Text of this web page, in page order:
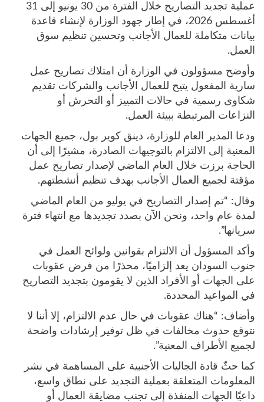
عملية تجديد التصاريح خلال الفترة من 30 يونيو إلى 31
أغسطس 2026، في إطار جهود الوزارة لإنشاء قاعدة
بيانات متكاملة للعمال الأجانب وتحسين تنظيم سوق
العمل.
وأوضح مسؤولون في الوزارة أن امتلاك تصاريح عمل
سارية المفعول يتيح للعمال الأجانب والشركات تقديم
شكاوى رسمية في حالات التمييز أو التحرش أو
النزاعات المرتبطة ببيئة العمل.
ودعا المدير العام للوزارة، دينق كوير بول، جميع الجهات
المعنية إلى الالتزام بالتوجيهات الصادرة، مشيرًا إلى أن
الحاجة برزت خلال العام الماضي لإصدار تصاريح عمل
مؤقتة لجميع العمال الأجانب بهدف تنظيم أنشطتهم.
وقال: “تم إصدار التصاريح في يوليو من العام الماضي
لمدة عام واحد، ونحن الآن بصدد تجديدها مع انتهاء فترة
سريانها”.
وأكد المسؤول أن الالتزام بقوانين ولوائح العمل في
جنوب السودان يعد إلزاميًا، محذرًا من فرض عقوبات
على الجهات أو الأفراد الذين لا يقومون بتجديد التصاريح
في المواعيد المحددة.
وأضاف: “هناك عقوبات في حال عدم الالتزام، إلا أننا لا
نتوقع حدوث مخالفات في ظل توفير إرشادات واضحة
لجميع الأطراف المعنية”.
كما حثّ قادة الجاليات الأجنبية على المساهمة في نشر
المعلومات المتعلقة بعملية التجديد على نطاق واسع،
داعيًا الجهات المنفذة إلى تجنب مضايقة العمال أو